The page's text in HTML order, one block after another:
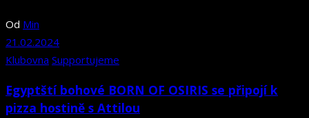
Od Min
21.02.2024
Klubovna Supportujeme
Egyptští bohové BORN OF OSIRIS se připojí k
pizza hostině s Attilou